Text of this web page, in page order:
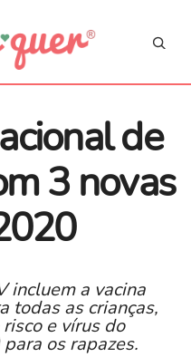
de
3 novas
incluem a vacina
todas as crianças,
e vírus do
os rapazes.